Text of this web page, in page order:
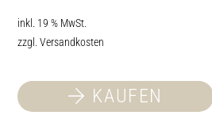
inkl. 19 % MwSt.
zzgl.Versandkosten
KAUFEN